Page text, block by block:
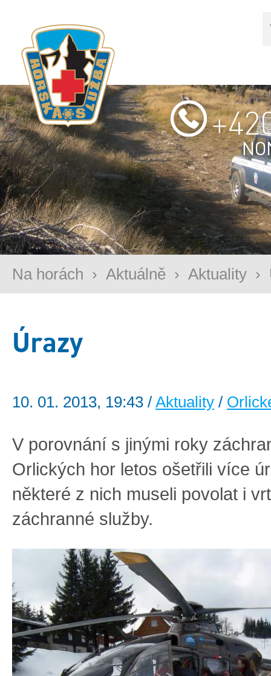
Na horách › Aktuálně › Aktuality ›
Úrazy
10. 01. 2013, 19:43 / Aktuality /
V porovnání s jinými roky
Orlických hor letos ošetřili více
některé z nich museli povolat i
záchranné služby.